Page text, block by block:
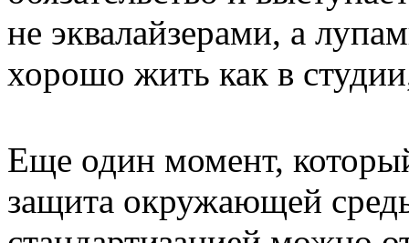
не эквалайзерами, а
хорошо жить как в
Еще один момент,
защита окружающей